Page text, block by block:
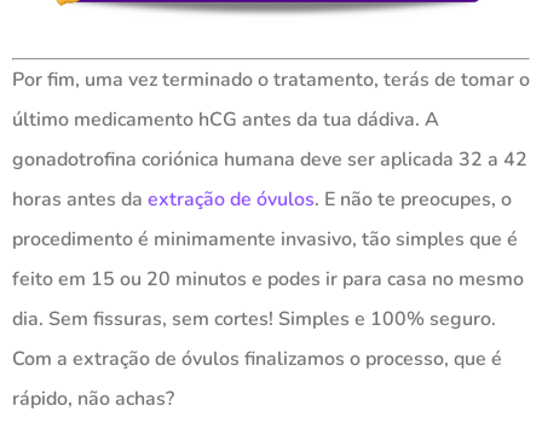
Por fim, uma vez terminado o tratamento, terás de tomar o
último medicamento hCG antes da tua dádiva. A
gonadotrofina coriónica humana deve ser aplicada 32 a 42
horas antes da extração de óvulos. E não te preocupes, o
procedimento é minimamente invasivo, tão simples que é
feito em 15 ou 20 minutos e podes ir para casa no mesmo
dia. Sem fissuras, sem cortes! Simples e 100% seguro.
Com a extração de óvulos finalizamos o processo, que é
rápido, não achas?